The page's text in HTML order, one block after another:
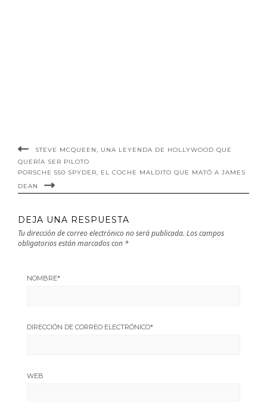
STEVE MCQUEEN, UNA LEYENDA DE HOLLYWOOD QUE
QUERÍA SER PILOTO
PORSCHE 550 SPYDER, EL COCHE MALDITO QUE MATÓ A JAMES
DEAN
DEJA UNA RESPUESTA
Tu dirección de correo electrónico no será publicada. Los campos
obligatorios están marcados con *
NOMBRE*
DIRECCIÓN DE CORREO ELECTRÓNICO*
WEB